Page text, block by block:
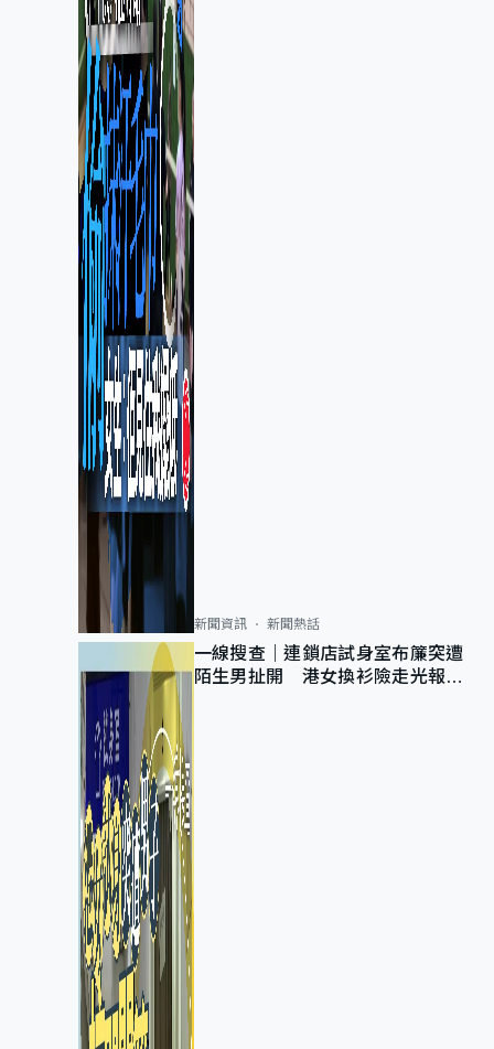
新聞資訊 新聞熱話
一線搜查｜連鎖店試身室布簾突遭
陌生男扯開 港女換衫險走光報